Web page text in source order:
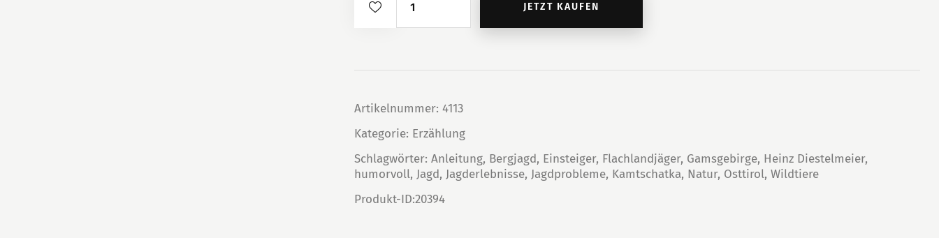
JETZT KAUFEN
Artikelnummer:4113
Kategorie: Erzählung
Schlagwörter:Anleitung, Bergjagd, Einsteiger, Flachlandjäger, Gamsgebirge, Heinz Diestelmeier,
humorvoll, Jagd, Jagderlebnisse, Jagdprobleme, Kamtschatka, Natur, Osttirol,Wildtiere
Produkt-ID:20394